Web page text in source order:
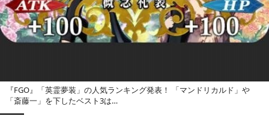
『FGO』「英霊夢装」の人気ランキング発表！ 「マンドリカルド」や
「斎藤一」を下したベスト3は…